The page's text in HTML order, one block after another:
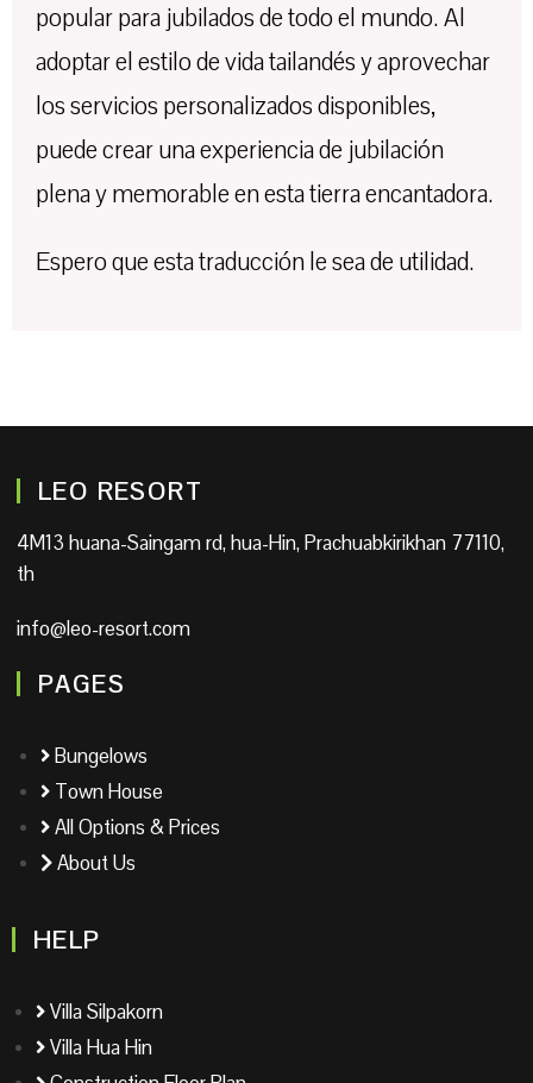
popular para jubilados de todo el mundo. Al
adoptar el estilo de vida tailandés y aprovechar
los servicios personalizados disponibles,
puede crear una experiencia de jubilación
plena y memorable en esta tierra encantadora.
Espero que esta traducción le sea de utilidad.
LEO RESORT
4M13 huana-Saingam rd, hua-Hin, Prachuabkirikhan 77110,
th
info@leo-resort.com
PAGES
Bungelows
Town House
All Options & Prices
About Us
HELP
Villa Silpakorn
Villa Hua Hin